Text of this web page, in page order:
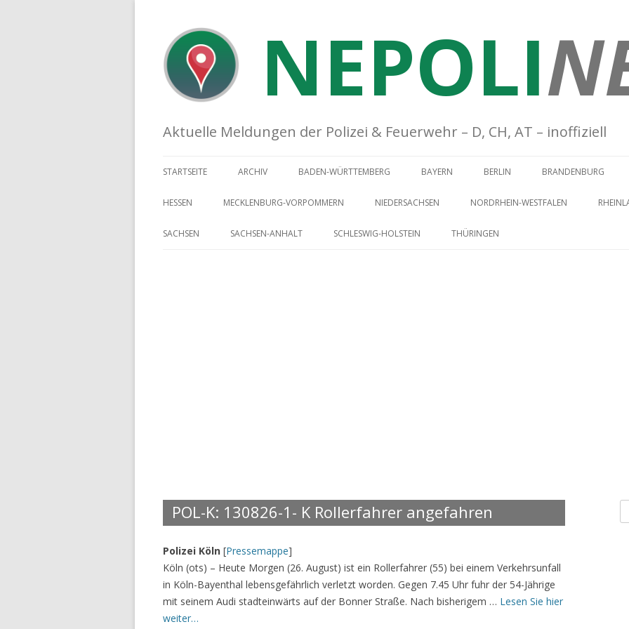
NEPOLI
Aktuelle Meldungen der Polizei & Feuerwehr – D, CH, AT – inoffiziell
STARTSEITE ARCHIV BADEN-WÜRTTEMBERG BAYERN BERLIN BRANDENBURG
HESSEN MECKLENBURG-VORPOMMERN NIEDERSACHSEN NORDRHEIN-WESTFALEN
SACHSEN SACHSEN-ANHALT SCHLESWIG-HOLSTEIN THÜRINGEN
POL-K: 130826-1- K Rollerfahrer angefahren
Polizei Köln [Pressemappe]
Köln (ots) – Heute Morgen (26. August) ist ein Rollerfahrer (55) bei einem Verkehrsunfall
in Köln-Bayenthal lebensgefährlich verletzt worden. Gegen 7.45 Uhr fuhr der 54-Jährige
mit seinem Audi stadteinwärts auf der Bonner Straße. Nach bisherigem … Lesen Sie hier
weiter…